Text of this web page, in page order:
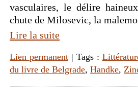
vasculaires, le délire
chute de Milosevic, la
Lire la suite
Lien permanent | Tags :
du livre de Belgrade, Handke,